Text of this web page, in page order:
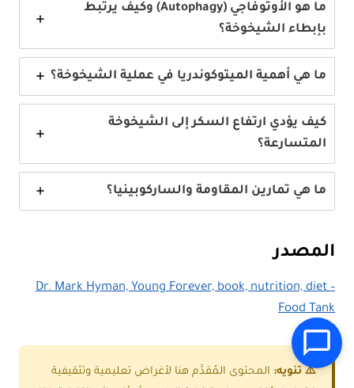
ما هو الأوتوفاجي (Autophagy) وكيف يرتبط
بإبطاء الشيخوخة؟
ما هي أهمية الميتوكوندريا في عملية الشيخوخة؟
كيف يؤدي ارتفاع السكر إلى الشيخوخة
المتسارعة؟
ما هي تمارين المقاومة والساركوبينيا؟
المصدر
Dr. Mark Hyman, Young Forever, book, nutrition, diet –
Food Tank
⚠️ تنويه: المحتوى المُقدَّم هنا لأغراض تعليمية وتثقيفية